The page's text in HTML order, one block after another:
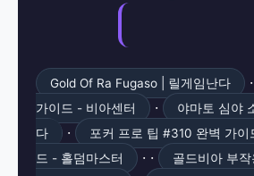
Gold Of Ra Fugaso | 릴게임난다 ·
가이드 - 비아센터
·
야마토 심야
다
·
포커 프로 팁 #310 완벽 가
드 - 홀덤마스터
· · 골드비아 부